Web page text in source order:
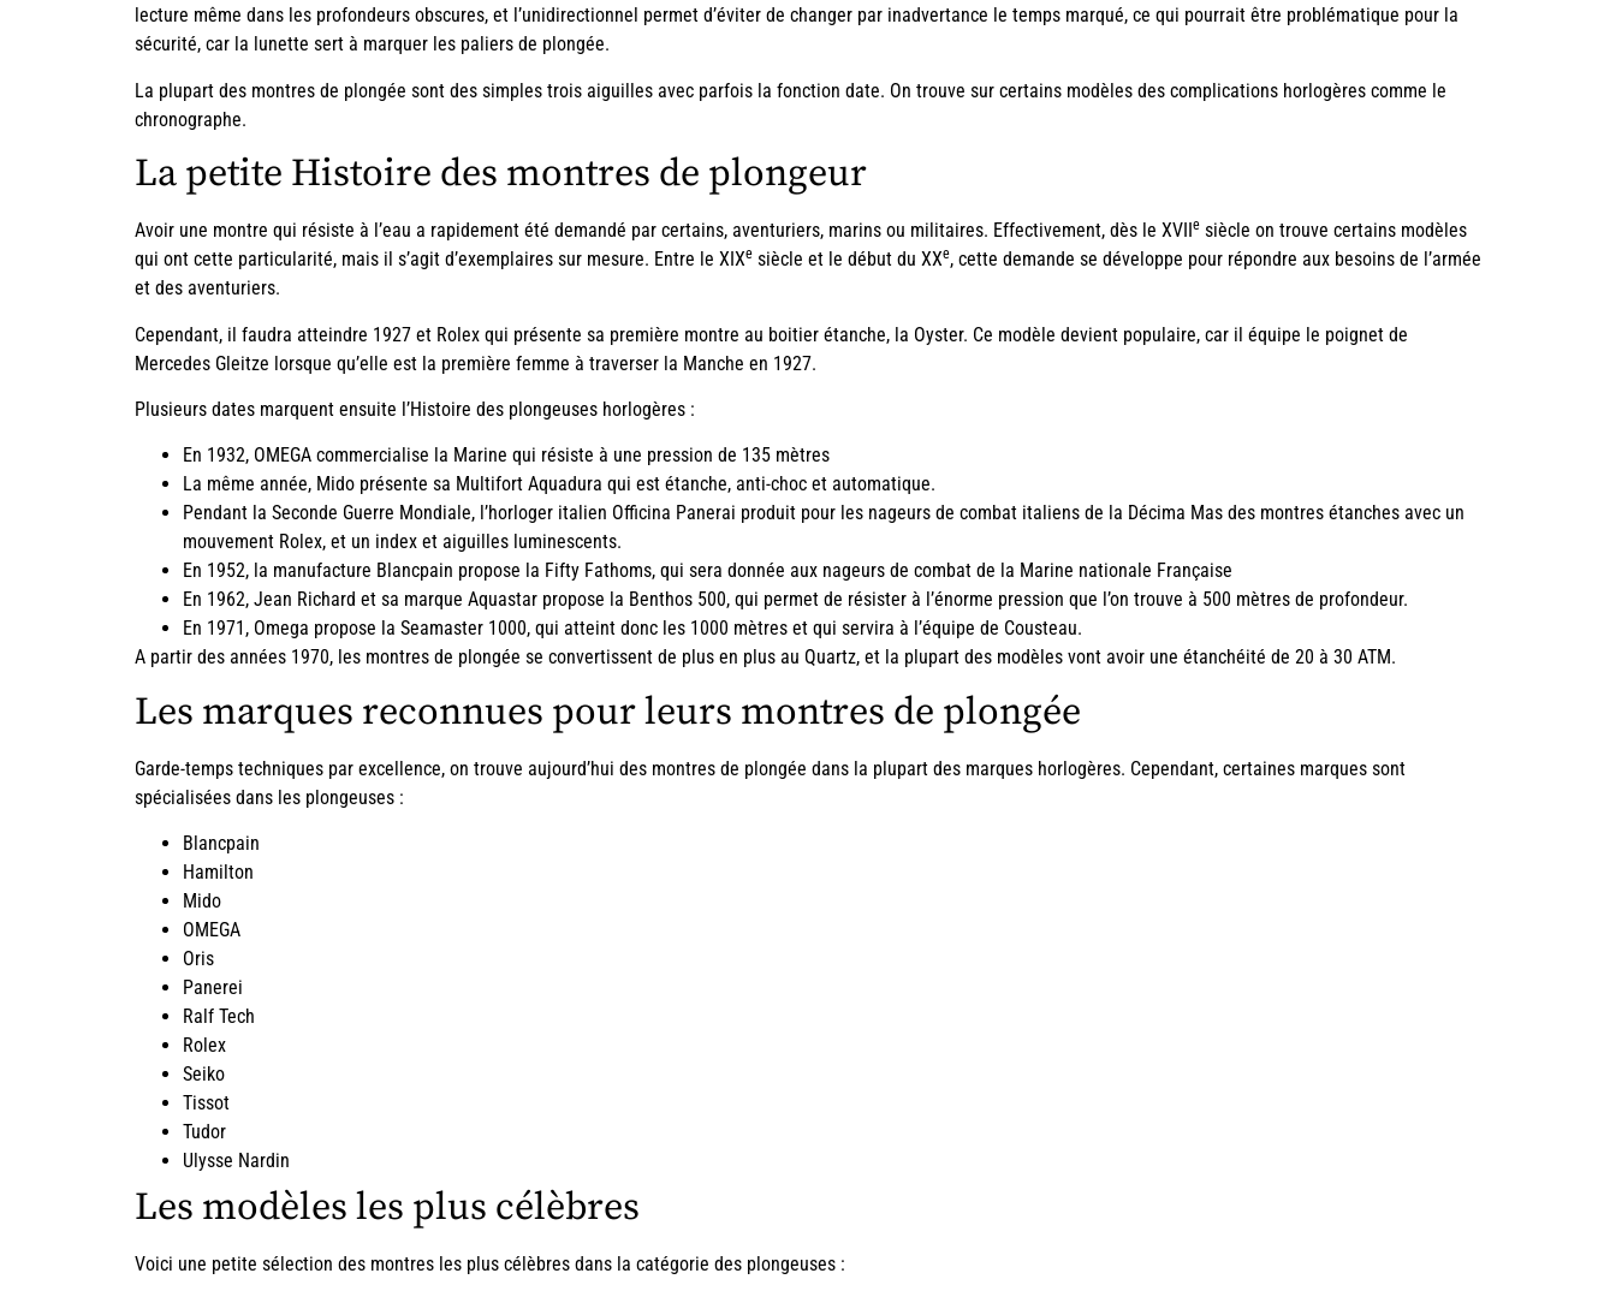
lecture même dans les profondeurs obscures, et l’unidirectionnel permet d’éviter de changer par inadvertance le temps marqué, ce qui pourrait être problématique pour la
sécurité, car la lunette sert à marquer les paliers de plongée.
La plupart des montres de plongée sont des simples trois aiguilles avec parfois la fonction date. On trouve sur certains modèles des complications horlogères comme le
chronographe.
La petite Histoire des montres de plongeur
Avoir une montre qui résiste à l’eau a rapidement été demandé par certains, aventuriers, marins ou militaires. Effectivement, dès le XVII e siècle on trouve certains modèles
qui ont cette particularité, mais il s’agit d’exemplaires sur mesure. Entre le XIXe siècle et le début du XXe, cette demande se développe pour répondre aux besoins de l’armée
et des aventuriers.
Cependant, il faudra atteindre 1927 et Rolex qui présente sa première montre au boitier étanche, la Oyster. Ce modèle devient populaire, car il équipe le poignet de
Mercedes Gleitze lorsque qu’elle est la première femme à traverser la Manche en 1927.
Plusieurs dates marquent ensuite l’Histoire des plongeuses horlogères :
En 1932, OMEGA commercialise la Marine qui résiste à une pression de 135 mètres
La même année, Mido présente sa Multifort Aquadura qui est étanche, anti-choc et automatique.
Pendant la Seconde Guerre Mondiale, l’horloger italien Officina Panerai produit pour les nageurs de combat italiens de la Décima Mas des montres étanches avec un
mouvement Rolex, et un index et aiguilles luminescents.
En 1952, la manufacture Blancpain propose la Fifty Fathoms, qui sera donnée aux nageurs de combat de la Marine nationale Française
En 1962, Jean Richard et sa marque Aquastar propose la Benthos 500, qui permet de résister à l’énorme pression que l’on trouve à 500 mètres de profondeur.
En 1971, Omega propose la Seamaster 1000, qui atteint donc les 1000 mètres et qui servira à l’équipe de Cousteau.
A partir des années 1970, les montres de plongée se convertissent de plus en plus au Quartz, et la plupart des modèles vont avoir une étanchéité de 20 à 30 ATM.
Les marques reconnues pour leurs montres de plongée
Garde-temps techniques par excellence, on trouve aujourd’hui des montres de plongée dans la plupart des marques horlogères. Cependant, certaines marques sont
spécialisées dans les plongeuses :
Blancpain
Hamilton
Mido
OMEGA
Oris
Panerei
Ralf Tech
Rolex
Seiko
Tissot
Tudor
Ulysse Nardin
Les modèles les plus célèbres
Voici une petite sélection des montres les plus célèbres dans la catégorie des plongeuses :